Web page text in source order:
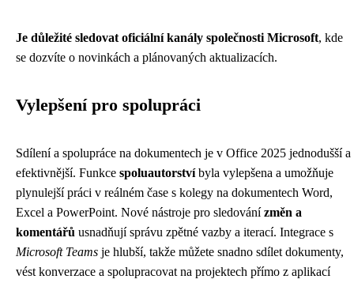
Je důležité sledovat oficiální kanály společnosti Microsoft, kde
se dozvíte o novinkách a plánovaných aktualizacích.
Vylepšení pro spolupráci
Sdílení a spolupráce na dokumentech je v Office 2025 jednodušší a
efektivnější. Funkce spoluautorstvíbyla vylepšena a umožňuje
plynulejší práci v reálném čase s kolegy na dokumentech Word,
Excel a PowerPoint. Nové nástroje pro sledovánízměn a
komentářů usnadňují správu zpětné vazby a iterací. Integrace s
Microsoft Teams je hlubší, takže můžete snadno sdílet dokumenty,
vést konverzace a spolupracovat na projektech přímo z aplikací